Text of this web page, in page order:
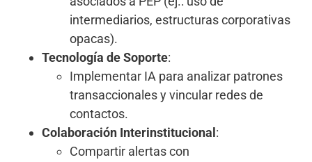
intermediarios, estructuras corporativas
opacas).
Tecnología de Soporte:
Implementar IA para analizar patrones
transaccionales y vincular redes de
contactos.
Colaboración Interinstitucional :
Compartir alertas con